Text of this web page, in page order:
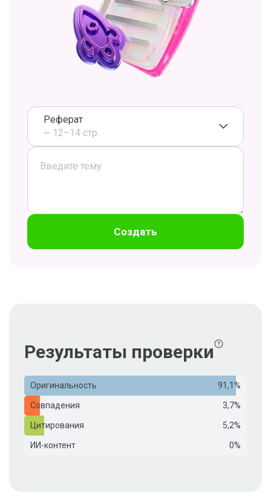
Реферат
~ 12–14 стр.
Создать
Результаты проверки
Оригинальность 91,1%
Совпадения 3,7%
Цитирования 5,2%
ИИ-контент 0%